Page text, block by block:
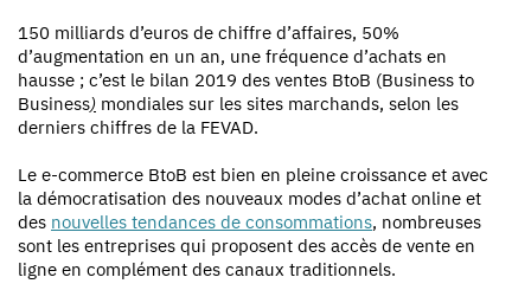
150 milliards d’euros de chiffre d’affaires, 50%
d’augmentation en un an, une fréquence d’achats en
hausse ; c’est le bilan 2019 des ventes BtoB (Business to
Business) mondiales sur les sites marchands, selon les
derniers chiffres de la FEVAD.
Le e-commerce BtoB est bien en pleine croissance et avec
la démocratisation des nouveaux modes d’achat online et
des nouvelles tendances de consommations, nombreuses
sont les entreprises qui proposent des accès de vente en
ligne en complément des canaux traditionnels.